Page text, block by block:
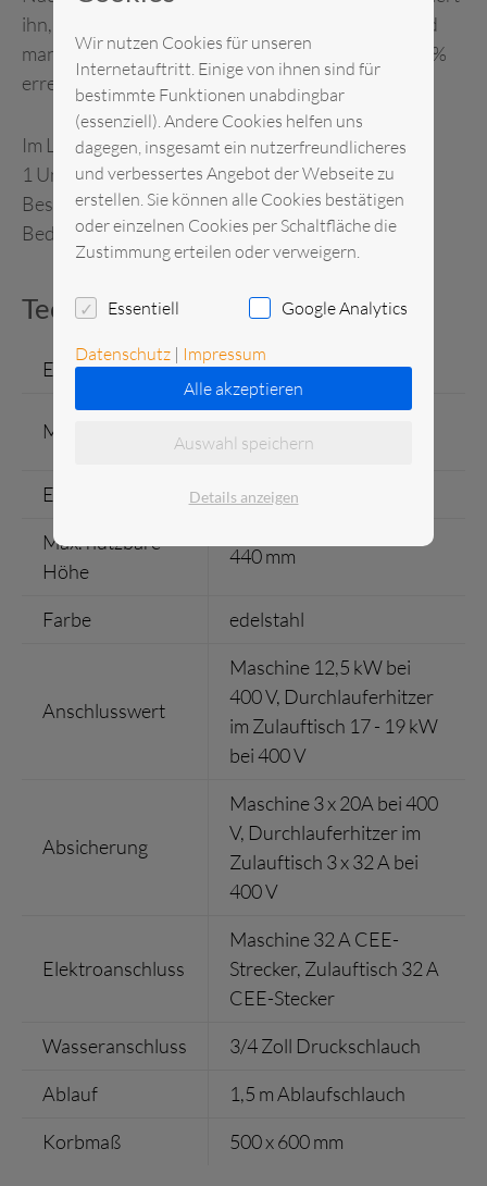
ihn, sodass keine Abzugshaube erforderlich ist und
man zugleich noch eine Energieeinsparung von 40%
erreichen kann.
Im Lieferumfang enthalten sind:
1 Universalkorb, 1 Tellerkorb, 1 Gläserkorb, 1
Besteckköcher, 5 Liter Reiniger, 1 Liter Klarspüler,
Bedienungsanleitung
Technische Daten
Einzelgewicht 155 kg
Maße
H x B x T = 2640 x 700 x
755 mm
Einschubhöhe
465 mm
Max. nutzbare
Höhe
440 mm
Farbe edelstahl
Anschlusswert
Maschine 12,5 kW bei
400 V, Durchlauferhitzer
im Zulauftisch 17 - 19 kW
bei 400 V
Absicherung
Maschine 3 x 20A bei 400
V, Durchlauferhitzer im
Zulauftisch 3 x 32 A bei
400 V
Elektroanschluss
Maschine 32 A CEE-
Strecker, Zulauftisch 32 A
CEE-Stecker
Wasseranschluss
3/4 Zoll Druckschlauch
Ablauf
1,5 m Ablaufschlauch
Korbmaß
500 x 600 mm
Wir nutzen Cookies für unseren
Internetauftritt. Einige von ihnen sind für
bestimmte Funktionen unabdingbar
(essenziell). Andere Cookies helfen uns
dagegen, insgesamt ein nutzerfreundlicheres
und verbessertes Angebot der Webseite zu
erstellen. Sie können alle Cookies bestätigen
oder einzelnen Cookies per Schaltfläche die
Zustimmung erteilen oder verweigern.
Essentiell Google Analytics
Datenschutz | Impressum
Alle akzeptieren
Auswahl speichern
Details anzeigen